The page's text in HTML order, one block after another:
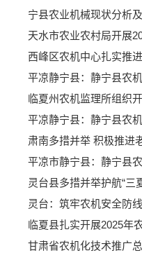
宁县农业机械现状分析
天水市农业农村局开展
西峰区农机中心扎实推
平凉静宁县：静宁县农
临夏州农机监理所组织
平凉静宁县：静宁县农
肃南多措并举 积极推进
平凉市静宁县：静宁县
灵台县多措并举护航“三
灵台：筑牢农机安全防
临夏县扎实开展2025年
甘肃省农机化技术推广